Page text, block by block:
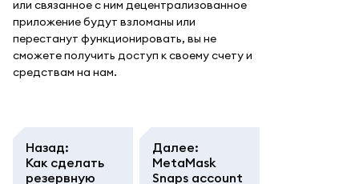
или связанное с ним децентрализованное
приложение будут взломаны или
перестанут функционировать, вы не
сможете получить доступ к своему счету и
средствам на нам.
Назад:
Как сделать
резервную
Далее:
MetaMask
Snaps account